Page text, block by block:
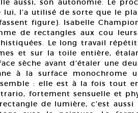
lui, l’a utilisé de sorte que le
figure). Isabelle
de rectangles aux cou
Le long travail
et sur la toile entière,
sèche avant d’étaler une
à la surface monochrome
: elle est à la fois tout
fortement sensuelle et
de lumière, c’est